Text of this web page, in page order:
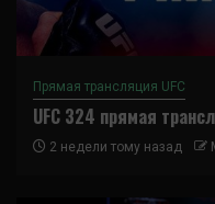
Прямая трансляция UFC
UFC 324 прямая
2 недели тому назад